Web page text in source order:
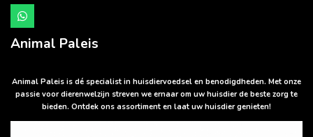
W
h
a
t
p
p
Animal Paleis
Animal Paleis is dé specialist in huisdiervoedsel en benodigdheden. Met onze
passie voor dierenwelzijn streven we ernaar om uw huisdier de beste zorg te
bieden. Ontdek ons assortiment en laat uw huisdier genieten!